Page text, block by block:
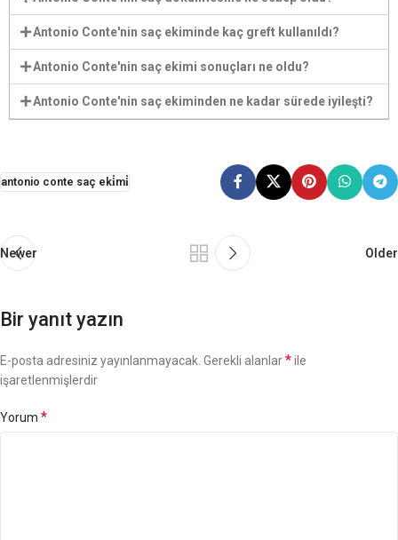
Antonio Conte'nin saç ekiminde kaç greft kullanıldı?
Antonio Conte'nin saç ekimi sonuçları ne oldu?
Antonio Conte'nin saç ekiminden ne kadar sürede iyileşti?
antonio conte saç eki̇mi̇
Newer Older
Bir yanıt yazın
E-posta adresiniz yayınlanmayacak. Gerekli alanlar*ile
işaretlenmişlerdir
Yorum *